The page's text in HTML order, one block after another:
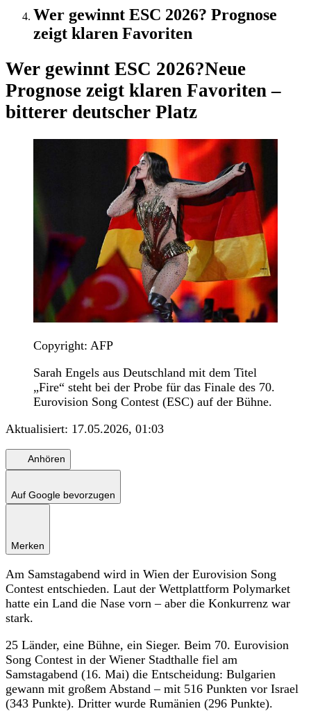
Wer gewinnt ESC 2026? Prognose
zeigt klaren Favoriten
Wer gewinnt ESC 2026?Neue
Prognose zeigt klaren Favoriten –
bitterer deutscher Platz
Copyright: AFP
Sarah Engels aus Deutschland mit dem Titel
„Fire“ steht bei der Probe für das Finale des 70.
Eurovision Song Contest (ESC) auf der Bühne.
Aktualisiert: 17.05.2026, 01:03
Anhören
Auf Google bevorzugen
Merken
Am Samstagabend wird in Wien der Eurovision Song
Contest entschieden. Laut der Wettplattform Polymarket
hatte ein Land die Nase vorn – aber die Konkurrenz war
stark.
25 Länder, eine Bühne, ein Sieger. Beim 70. Eurovision
Song Contest in der Wiener Stadthalle fiel am
Samstagabend (16. Mai) die Entscheidung: Bulgarien
gewann mit großem Abstand – mit 516 Punkten vor Israel
(343 Punkte). Dritter wurde Rumänien (296 Punkte).